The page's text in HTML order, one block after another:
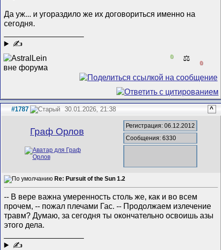
Да уж... и угораздило же их договориться именно на
сегодня.
✍
0 ⚖️
0
#1787 30.01.2026, 21:38 ^
Граф Орлов
Регистрация: 06.12.2012
Сообщения: 6330
Re: Pursuit of the Sun 1.2
-- В вере важна умеренность столь же, как и во всем
прочем, -- пожал плечами Гас. -- Продолжаем излечение
травм? Думаю, за сегодня ты окончательно освоишь азы
этого дела.
✍